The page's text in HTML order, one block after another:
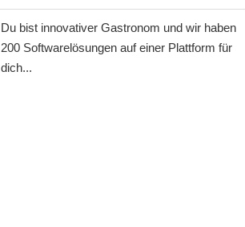
Du bist innovativer Gastronom und wir haben
200 Softwarelösungen auf einer Plattform für
dich...